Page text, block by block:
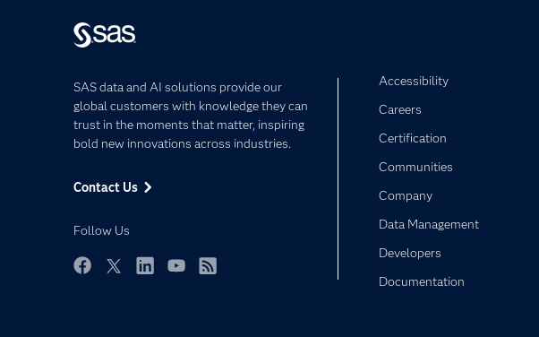
SAS data and AI solutions provide our
global customers with knowledge they can
trust in the moments that matter, inspiring
bold new innovations across industries.
Contact Us
Follow Us
Accessibility
Careers
Certification
Communities
Company
Data Management
Developers
Documentation